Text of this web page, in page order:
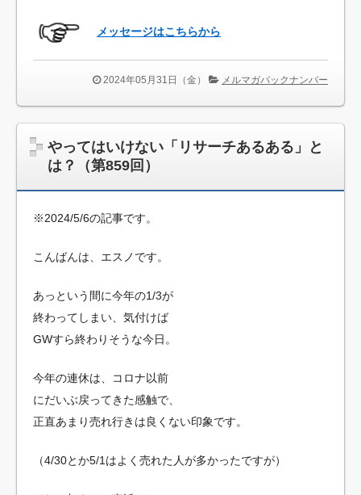
メッセージはこちらから
2024年05月31日（金） メルマガバックナンバー
やってはいけない「リサーチあるある」と
は？（第859回）
※2024/5/6の記事です。
こんばんは、エスノです。
あっという間に今年の1/3が
終わってしまい、気付けば
GWすら終わりそうな今日。
今年の連休は、コロナ以前
にだいぶ戻ってきた感触で、
正直あまり売れ行きは良くない印象です。
（4/30とか5/1はよく売れた人が多かったですが）